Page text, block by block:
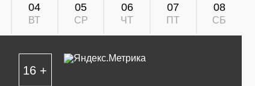
04
ВТ
05
СР
06
ЧТ
07
ПТ
08
СБ
16 +